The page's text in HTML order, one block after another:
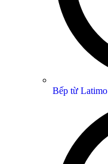
Bếp từ Latimo